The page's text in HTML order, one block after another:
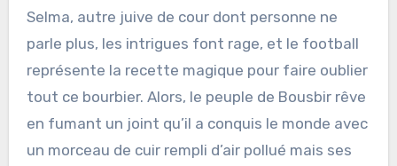
Selma, autre juive de cour dont personne ne
parle plus, les intrigues font rage, et le football
représente la recette magique pour faire oublier
tout ce bourbier. Alors, le peuple de Bousbir rêve
en fumant un joint qu’il a conquis le monde avec
un morceau de cuir rempli d’air pollué mais ses